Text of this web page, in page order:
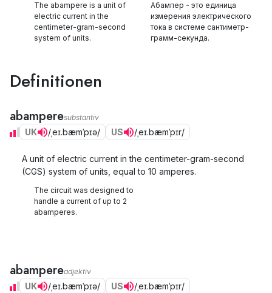
The abampere is a unit of
electric current in the
centimeter-gram-second
system of units.
Абампер - это единица
измерения электрического
тока в системе сантиметр-
грамм-секунда.
Definitionen
abamperesubstantiv
UK /ˌeɪ.bæmˈpɪə/ US /ˌeɪ.bæmˈpɪr/
A unit of electric current in the centimeter-gram-second
(CGS) system of units, equal to 10 amperes.
The circuit was designed to
handle a current of up to 2
abamperes.
abampereadjektiv
UK /ˌeɪ.bæmˈpɪə/ US /ˌeɪ.bæmˈpɪr/